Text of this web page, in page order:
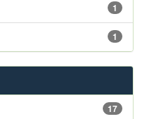
1
1
17